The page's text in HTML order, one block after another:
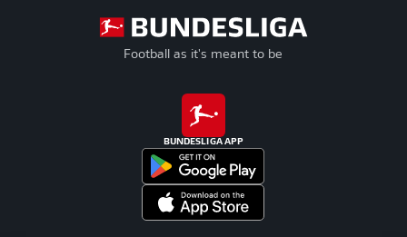
Football as it's meant to be
BUNDESLIGA APP